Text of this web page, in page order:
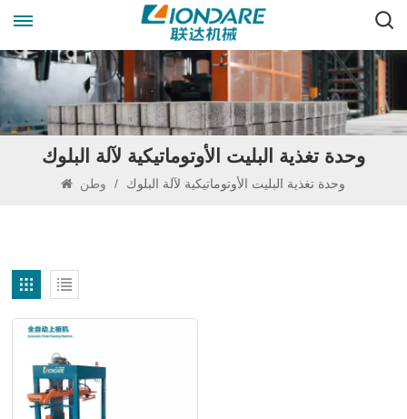
وحدة تغذية البليت الأوتوماتيكية لآلة البلوك
/ وحدة تغذية البليت الأوتوماتيكية لآلة البلوك